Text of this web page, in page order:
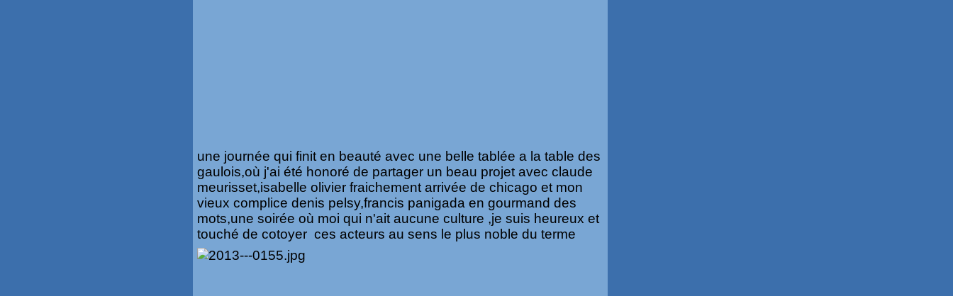
une journée qui finit en beauté avec une belle tablée a la table des
gaulois,où j'ai été honoré de partager un beau projet avec claude
meurisset,isabelle olivier fraichement arrivée de chicago et mon
vieux complice denis pelsy,francis panigada en gourmand des
mots,une soirée où moi qui n'ait aucune culture ,je suis heureux et
touché de cotoyer ces acteurs au sens le plus noble du terme